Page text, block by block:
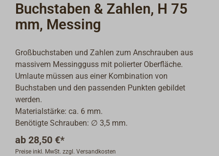
Buchstaben & Zahlen, H 75
mm, Messing
Großbuchstaben und Zahlen zum Anschrauben aus
massivem Messingguss mit polierter Oberfläche.
Umlaute müssen aus einer Kombination von
Buchstaben und den passenden Punkten gebildet
werden.
Materialstärke: ca. 6 mm.
Benötigte Schrauben: ∅ 3,5 mm.
ab 28,50 €*
Preise inkl. MwSt. zzgl. Versandkosten